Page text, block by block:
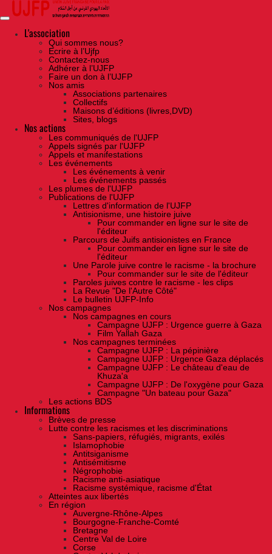
Skip
the
contentL'association
Qui sommes nous?
Ecrire à l’Ujfp
Contactez-nous
Adhérer à l’UJFP
Faire un don à l’UJFP
Nos amis
Associations partenaires
Collectifs
Maisons d’éditions (livres,DVD)
Sites, blogs
Nos actions
Les communiqués de l'UJFP
Appels signés par l'UJFP
Appels et manifestations
Les événements
Les événements à venir
Les événements passés
Les plumes de l'UJFP
Publications de l'UJFP
Lettres d'information de l'UJFP
Antisionisme, une histoire juive
Pour commander en ligne sur le site de
l'éditeur
Parcours de Juifs antisionistes en France
Pour commander en ligne sur le site de
l'éditeur
Une Parole juive contre le racisme - la brochure
Pour commander sur le site de l'éditeur
Paroles juives contre le racisme - les clips
La Revue "De l'Autre Côté"
Le bulletin UJFP-Info
Nos campagnes
Nos campagnes en cours
Campagne UJFP : Urgence guerre à Gaza
Film Yallah Gaza
Nos campagnes terminées
Campagne UJFP : La pépinière
Campagne UJFP : Urgence Gaza déplacés
Campagne UJFP : Le château d'eau de
Khuza'a
Campagne UJFP : De l'oxygène pour Gaza
Campagne "Un bateau pour Gaza"
Les actions BDS
Informations
Brèves de presse
Lutte contre les racismes et les discriminations
Sans-papiers, réfugiés, migrants, exilés
Islamophobie
Antitsiganisme
Antisémitisme
Négrophobie
Racisme anti-asiatique
Racisme systémique, racisme d'État
Atteintes aux libertés
En région
Auvergne-Rhône-Alpes
Bourgogne-Franche-Comté
Bretagne
Centre Val de Loire
Corse